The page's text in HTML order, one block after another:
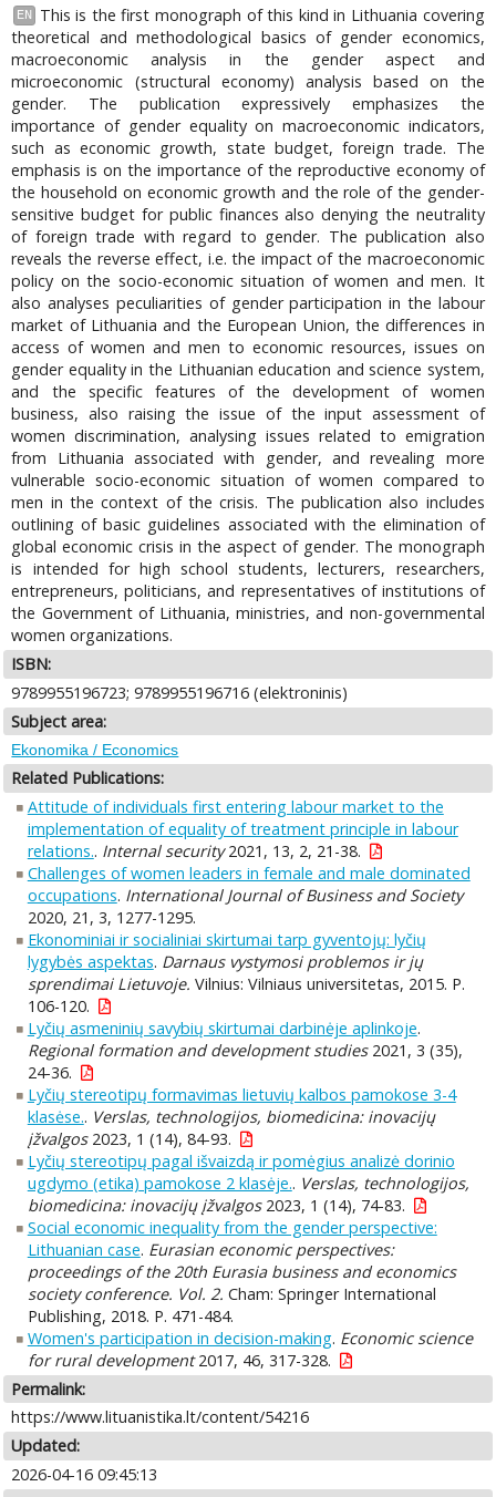
EN
This is the first monograph of this kind in Lithuania covering
theoretical and methodological basics of gender economics,
macroeconomic analysis in the gender aspect and
microeconomic (structural economy) analysis based on the
gender. The publication expressively emphasizes the
importance of gender equality on macroeconomic indicators,
such as economic growth, state budget, foreign trade. The
emphasis is on the importance of the reproductive economy of
the household on economic growth and the role of the gender-
sensitive budget for public finances also denying the neutrality
of foreign trade with regard to gender. The publication also
reveals the reverse effect, i.e. the impact of the macroeconomic
policy on the socio-economic situation of women and men. It
also analyses peculiarities of gender participation in the labour
market of Lithuania and the European Union, the differences in
access of women and men to economic resources, issues on
gender equality in the Lithuanian education and science system,
and the specific features of the development of women
business, also raising the issue of the input assessment of
women discrimination, analysing issues related to emigration
from Lithuania associated with gender, and revealing more
vulnerable socio-economic situation of women compared to
men in the context of the crisis. The publication also includes
outlining of basic guidelines associated with the elimination of
global economic crisis in the aspect of gender. The monograph
is intended for high school students, lecturers, researchers,
entrepreneurs, politicians, and representatives of institutions of
the Government of Lithuania, ministries, and non-governmental
women organizations.
ISBN:
9789955196723; 9789955196716 (elektroninis)
Subject area:
Ekonomika / Economics
Related Publications:
Attitude of individuals first entering labour market to the
implementation of equality of treatment principle in labour
relations.. Internal security2021, 13, 2, 21-38.
Challenges of women leaders in female and male dominated
occupations. International Journal of Business and Society
2020, 21, 3, 1277-1295.
Ekonominiai ir socialiniai skirtumai tarp gyventojų: lyčių
lygybės aspektas. Darnaus vystymosi problemos ir jų
sprendimai Lietuvoje. Vilnius: Vilniaus universitetas, 2015. P.
106-120.
Lyčių asmeninių savybių skirtumai darbinėje aplinkoje.
Regional formation and development studies2021, 3 (35),
24-36.
Lyčių stereotipų formavimas lietuvių kalbos pamokose 3-4
klasėse.. Verslas, technologijos, biomedicina: inovacijų
įžvalgos2023, 1 (14), 84-93.
Lyčių stereotipų pagal išvaizdą ir pomėgius analizė dorinio
ugdymo (etika) pamokose 2 klasėje.. Verslas, technologijos,
biomedicina: inovacijų įžvalgos2023, 1 (14), 74-83.
Social economic inequality from the gender perspective:
Lithuanian case. Eurasian economic perspectives:
proceedings of the 20th Eurasia business and economics
society conference. Vol. 2. Cham: Springer International
Publishing, 2018. P. 471-484.
Women's participation in decision-making. Economic science
for rural development2017, 46, 317-328.
Permalink:
https://www.lituanistika.lt/content/54216
Updated:
2026-04-16 09:45:13